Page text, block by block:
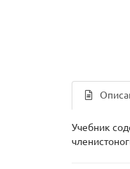
Учебник